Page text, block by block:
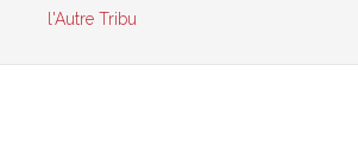
l'Autre Tribu